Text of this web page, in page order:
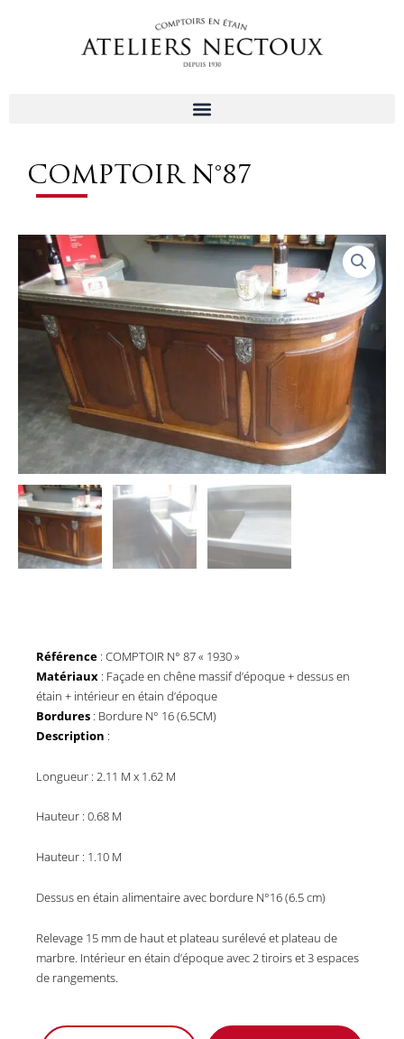
COMPTOIR N°87
Référence : COMPTOIR N° 87 « 1930 »
Matériaux : Façade en chêne massif d’époque + dessus en
étain + intérieur en étain d’époque
Bordures : Bordure N° 16 (6.5CM)
Description :
Longueur : 2.11 M x 1.62 M
Hauteur : 0.68 M
Hauteur : 1.10 M
Dessus en étain alimentaire avec bordure N°16 (6.5 cm)
Relevage 15 mm de haut et plateau surélevé et plateau de
marbre. Intérieur en étain d’époque avec 2 tiroirs et 3 espaces
de rangements.